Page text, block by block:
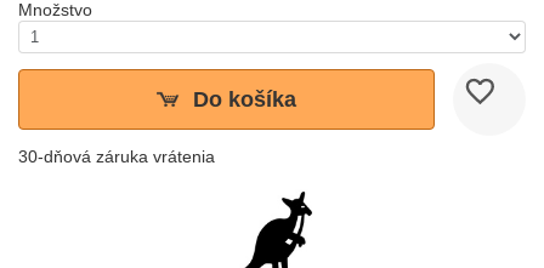
Množstvo
Do košíka
30-dňová záruka vrátenia